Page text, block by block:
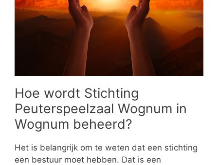
Hoe wordt Stichting
Peuterspeelzaal Wognum in
Wognum beheerd?
Het is belangrijk om te weten dat een stichting
een bestuur moet hebben. Dat is een